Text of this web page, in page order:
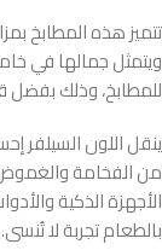
تتميز هذه المطابخ
ويتمثل جمالها في
للمطابخ، وذلك بفضل
ينقل اللون السيلفر
من الفخامة والغموض
الأجهزة الذكية
بالطعام تجربة لا تُنسى.